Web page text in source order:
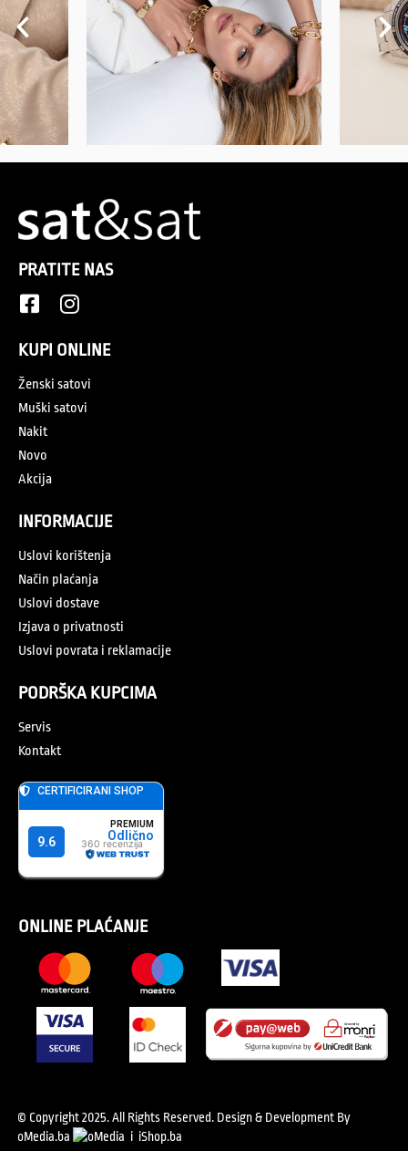
PRATITE NAS
KUPI ONLINE
Ženski satovi
Muški satovi
Nakit
Novo
Akcija
INFORMACIJE
Uslovi korištenja
Način plaćanja
Uslovi dostave
Izjava o privatnosti
Uslovi povrata i reklamacije
PODRŠKA KUPCIMA
Servis
Kontakt
ONLINE PLAĆANJE
© Copyright 2025. All Rights Reserved. Design & Development By
oMedia.ba
i iShop.ba